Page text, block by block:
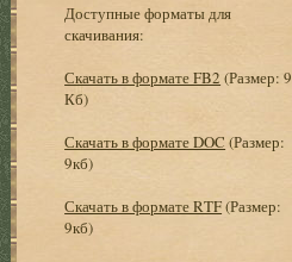
Доступные форматы для
скачивания:
Скачать в формате FB2 (Размер: 9
Кб)
Скачать в формате DOC (Размер:
9кб)
Скачать в формате RTF(Размер:
9кб)